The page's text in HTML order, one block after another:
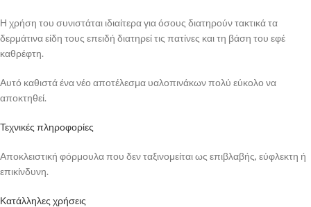
Η χρήση του συνιστάται ιδιαίτερα για όσους διατηρούν τακτικά τα
δερμάτινα είδη τους επειδή διατηρεί τις πατίνες και τη βάση του εφέ
καθρέφτη.
Αυτό καθιστά ένα νέο αποτέλεσμα υαλοπινάκων πολύ εύκολο να
αποκτηθεί.
Τεχνικές πληροφορίες
Αποκλειστική φόρμουλα που δεν ταξινομείται ως επιβλαβής, εύφλεκτη ή
επικίνδυνη.
Κατάλληλες χρήσεις